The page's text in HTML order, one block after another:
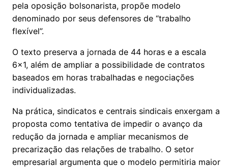
pela oposição bolsonarista, propõe modelo
denominado por seus defensores de “trabalho
flexível”.
O texto preserva a jornada de 44 horas e a escala
6x1, além de ampliar a possibilidade de contratos
baseados em horas trabalhadas e negociações
individualizadas.
Na prática, sindicatos e centrais sindicais enxergam a
proposta como tentativa de impedir o avanço da
redução da jornada e ampliar mecanismos de
precarização das relações de trabalho. O setor
empresarial argumenta que o modelo permitiria maior